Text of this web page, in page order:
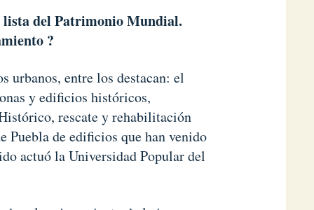
lista del Patrimonio Mundial.
?
urbanos, entre los destacan: el
y edificios históricos,
rescate y rehabilitación
Puebla de edificios que han venido
actuó la Universidad Popular del